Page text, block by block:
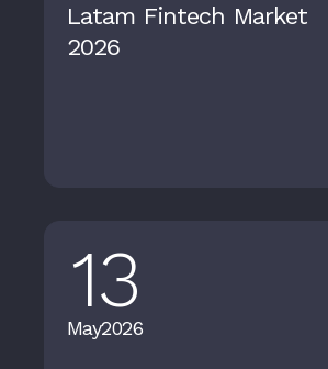
Latam Fintech Market
2026
13
May2026